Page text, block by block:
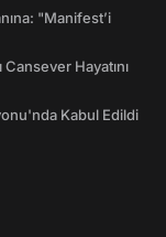
"Manifest’i
Hayatını
Kabul Edildi